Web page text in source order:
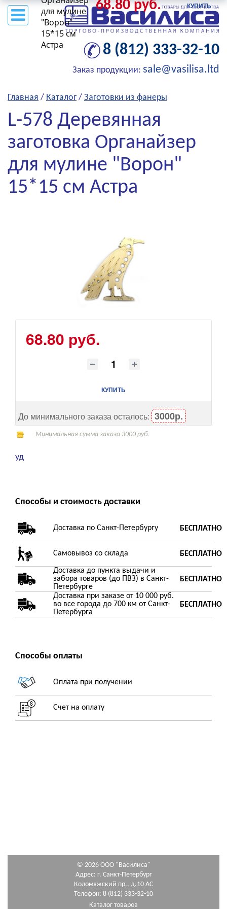
8 (812) 333-32-10
Заказ продукции: sale@vasilisa.ltd
Главная / Каталог / Заготовки из фанеры
L-578 Деревянная
заготовка Органайзер
для мулине "Ворон"
15*15 см Астра
68.80 руб.
КУПИТЬ
До минимального заказа осталось: 3000р.
Минимальная сумма заказа 3000 руб.
уд
Способы и стоимость доставки
Доставка по Санкт-Петербургу БЕСПЛАТНО
Самовывоз со склада БЕСПЛАТНО
Доставка до пункта выдачи и
забора товаров (до ПВЗ) в Санкт-
Петербурге
БЕСПЛАТНО
Доставка при заказе от 10 000 руб.
во все города до 700 км от Санкт-
Петербурга
БЕСПЛАТНО
Способы оплаты
Оплата при получении
Счет на оплату
для мулине
"Ворон"
15*15 см
Астра
68.80 руб. КУПИТЬ
© 2026 ООО "Василиса"
Адрес: г. Санкт-Петербург
Коломяжский пр., д.10 АС
Телефон: 8 (812) 333-32-10
Каталог товаров